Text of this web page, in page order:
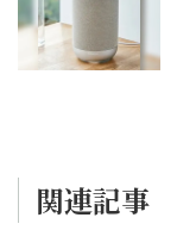
関連記事